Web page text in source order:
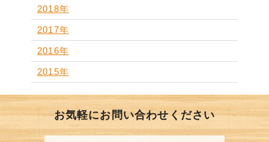
2018年
2017年
2016年
2015年
お気軽にお問い合わせください